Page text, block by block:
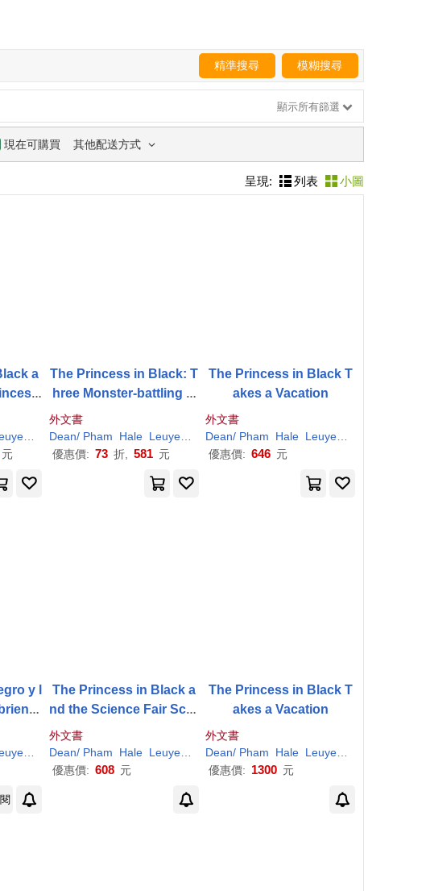
精準搜尋 模糊搜尋
顯示所有篩選
現在可購買 其他配送方式
呈現: 列表 小圖
a
ILT) Shannon/
Hale
元
The Princess in Black: T
hree Monster-battling A
外文書
Dean/ Pham Hale Leuyen ILT) Shannon/
Hale
優惠價: 73 折, 581 元
The Princess in Black T
akes a Vacation
外文書
Dean/ Pham Hale Leuyen
優惠價: 646 元
y l
ILT) Shannon/
Hale
The Princess in Black a
nd the Science Fair Scar
外文書
Dean/ Pham Hale Leuyen ILT) Shannon/
Hale
優惠價: 608 元
The Princess in Black T
akes a Vacation
外文書
Dean/ Pham Hale Leuyen
優惠價: 1300 元